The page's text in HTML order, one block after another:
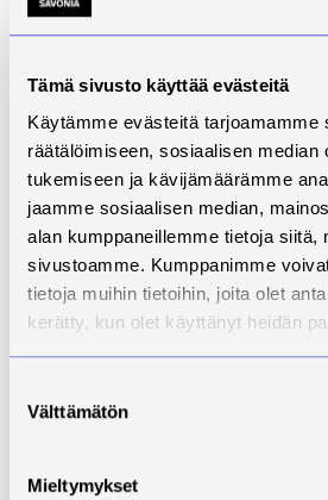
Tämä sivusto käyttää evästeitä
Käytämme evästeitä tarjoamamme
räätälöimiseen, sosiaalisen median
tukemiseen ja kävijämäärämme
jaamme sosiaalisen median,
alan kumppaneillemme tietoja siitä,
sivustoamme. Kumppanimme
tietoja muihin tietoihin, joita olet
kerätty, kun olet käyttänyt heidän
valinta
Välttämätön
Mieltymykset
Päättynyt
1.9.2011
Päättynyt 1.9.2022
Päättynyt
1.1.2016